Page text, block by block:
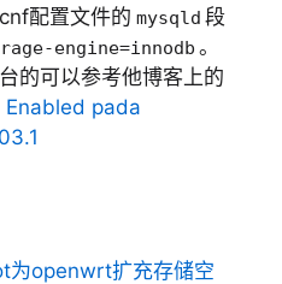
配置文件的 mysqld 段
engine=innodb 。
的可以参考他博客上的
Enabled pada
为openwrt扩充存储空